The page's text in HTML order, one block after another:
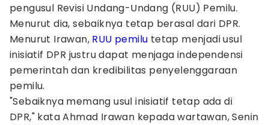
pengusul Revisi Undang-Undang (RUU) Pemilu.
Menurut dia, sebaiknya tetap berasal dari DPR.
Menurut Irawan, RUU pemilu tetap menjadi usul
inisiatif DPR justru dapat menjaga independensi
pemerintah dan kredibilitas penyelenggaraan
pemilu.
"Sebaiknya memang usul inisiatif tetap ada di
DPR," kata Ahmad Irawan kepada wartawan, Senin